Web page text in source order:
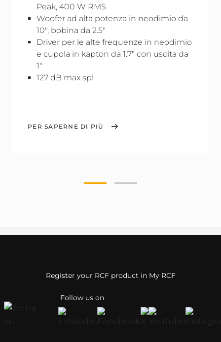
Peak, 400 W RMS
Woofer ad alta potenza in neodimio da
10", bobina da 2.5"
Driver per le alte frequenze in neodimio
e cupola in kapton da 1.7" con uscita da
1"
127 dB max spl
PER SAPERNE DI PIÙ
Follow us on
Register your RCF product in My RCF